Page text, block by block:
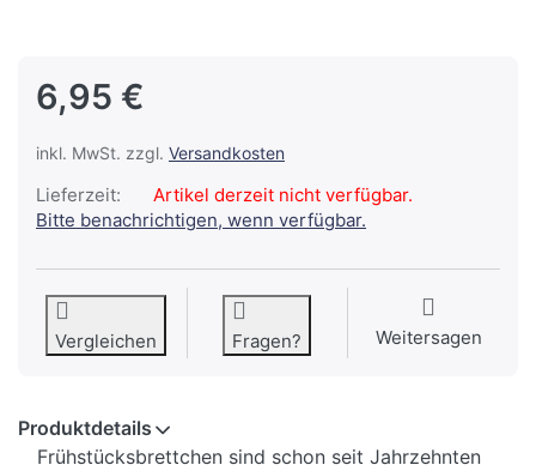
6,95 €
inkl. MwSt. zzgl. Versandkosten
Lieferzeit:
Artikel derzeit nicht verfügbar.
Bitte benachrichtigen, wenn verfügbar.
Vergleichen Fragen? Weitersagen
Produktdetails
Frühstücksbrettchen sind schon seit Jahrzehnten